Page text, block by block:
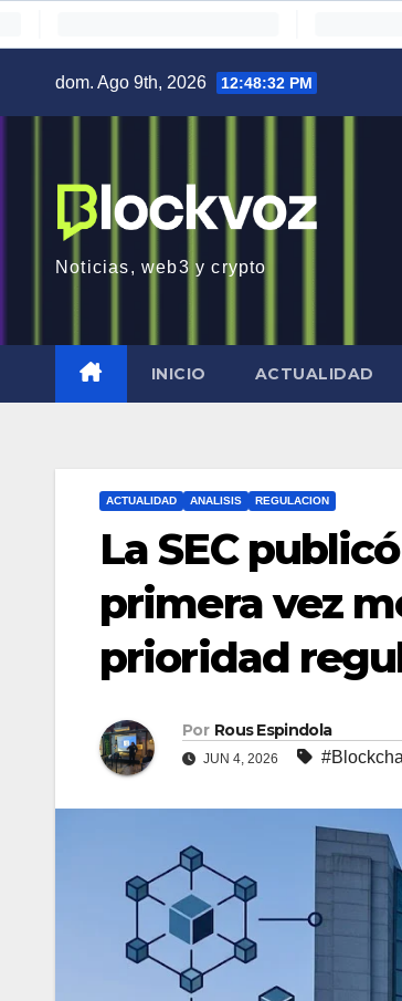
dom. Ago 9th, 2026 12:48:33 PM
Noticias, web3 y crypto
INICIO ACTUALIDAD
ACTUALIDAD ANALISIS REGULACION
La SEC
primera vez
prioridad
Por Rous Espindola
JUN 4, 2026